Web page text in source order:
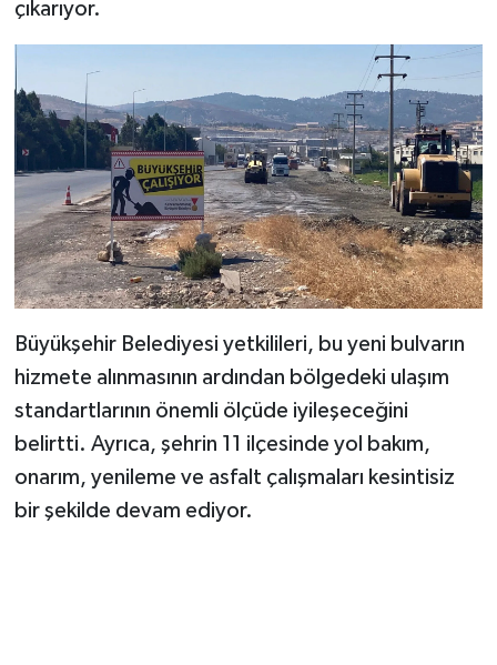
çıkarıyor.
Büyükşehir Belediyesi yetkilileri, bu yeni bulvarın
hizmete alınmasının ardından bölgedeki ulaşım
standartlarının önemli ölçüde iyileşeceğini
belirtti. Ayrıca, şehrin 11 ilçesinde yol bakım,
onarım, yenileme ve asfalt çalışmaları kesintisiz
bir şekilde devam ediyor.
KİTAP
HEDEF2020
OTOMOBİL
MİZAH
TARİH
Genel
Politika
YEREL
BÖLGEDEN
BİLİM TEKNOLOJİ